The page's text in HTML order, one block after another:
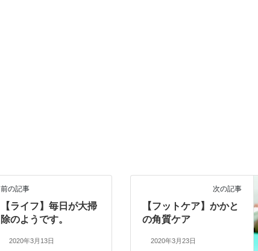
前の記事
【ライフ】毎日が大掃
除のようです。
2020年3月13日
次の記事
【フットケア】かかと
の角質ケア
2020年3月23日